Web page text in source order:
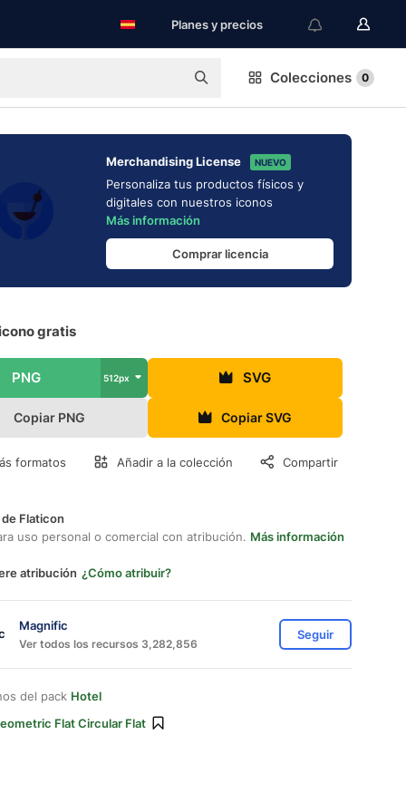
Planes y precios
Colecciones 0
Merchandising License NUEVO
Personaliza tus productos físicos y
digitales con nuestros iconos
Más información
Comprar licencia
gratis
PNG 512px SVG
Copiar PNG Copiar SVG
formatos Añadir a la colección Compartir
Flaticon
uso personal o comercial con atribución. Más información
atribución ¿Cómo atribuir?
Magnific
Ver todos los recursos 3,282,856
Seguir
del pack Hotel
Flat Circular Flat